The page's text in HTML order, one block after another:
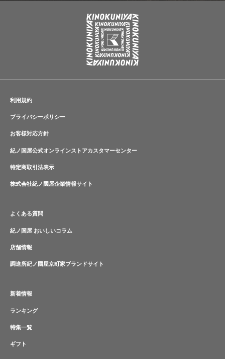
利用規約
プライバシーポリシー
お客様対応方針
紀ノ国屋公式オンラインストアカスタマーセンター
特定商取引法表示
株式会社紀ノ國屋企業情報サイト
よくある質問
紀ノ国屋 おいしいコラム
店舗情報
調進所紀ノ國屋京町家ブランドサイト
新着情報
ランキング
特集一覧
ギフト